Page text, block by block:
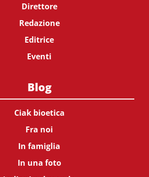
Direttore
Redazione
Editrice
Eventi
Blog
Ciak bioetica
Fra noi
In famiglia
In una foto